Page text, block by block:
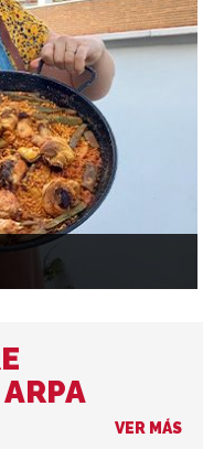
VER MÁS